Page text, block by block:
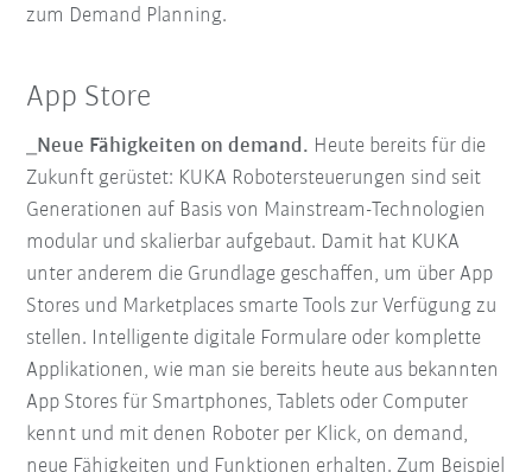
zum Demand Planning.
App Store
_Neue Fähigkeiten on demand. Heute bereits für die
Zukunft gerüstet: KUKA Robotersteuerungen sind seit
Generationen auf Basis von Mainstream-Technologien
modular und skalierbar aufgebaut. Damit hat KUKA
unter anderem die Grundlage geschaffen, um über App
Stores und Marketplaces smarte Tools zur Verfügung zu
stellen. Intelligente digitale Formulare oder komplette
Applikationen, wie man sie bereits heute aus bekannten
App Stores für Smartphones, Tablets oder Computer
kennt und mit denen Roboter per Klick, on demand,
neue Fähigkeiten und Funktionen erhalten. Zum Beispiel